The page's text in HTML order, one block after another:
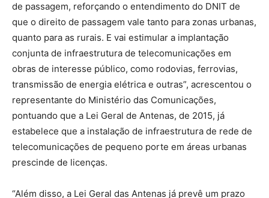
de passagem, reforçando o entendimento do DNIT de
que o direito de passagem vale tanto para zonas urbanas,
quanto para as rurais. E vai estimular a implantação
conjunta de infraestrutura de telecomunicações em
obras de interesse público, como rodovias, ferrovias,
transmissão de energia elétrica e outras”, acrescentou o
representante do Ministério das Comunicações,
pontuando que a Lei Geral de Antenas, de 2015, já
estabelece que a instalação de infraestrutura de rede de
telecomunicações de pequeno porte em áreas urbanas
prescinde de licenças.
“Além disso, a Lei Geral das Antenas já prevê um prazo